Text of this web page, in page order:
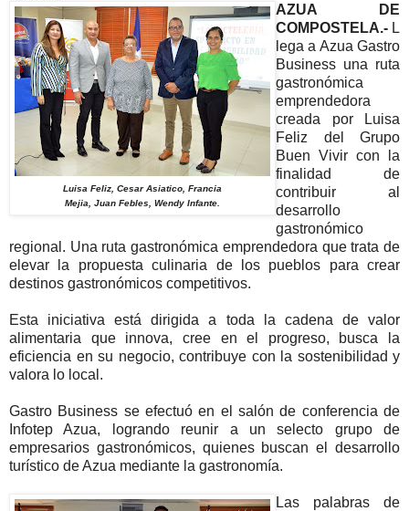
Luisa Feliz, Cesar Asiatico, Francia
Mejia, Juan Febles, Wendy Infante.
AZUA DE
COMPOSTELA.- L
lega a Azua Gastro
Business una ruta
gastronómica
emprendedora
creada por Luisa
Feliz del Grupo
Buen Vivir con la
finalidad de
contribuir al
desarrollo
gastronómico
regional. Una ruta gastronómica emprendedora que trata de
elevar la propuesta culinaria de los pueblos para crear
destinos gastronómicos competitivos.
Esta iniciativa está dirigida a toda la cadena de valor
alimentaria que innova, cree en el progreso, busca la
eficiencia en su negocio, contribuye con la sostenibilidad y
valora lo local.
Gastro Business se efectuó en el salón de conferencia de
Infotep Azua, logrando reunir a un selecto grupo de
empresarios gastronómicos, quienes buscan el desarrollo
turístico de Azua mediante la gastronomía.
Las palabras de